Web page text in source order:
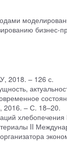
бизнес-
2018. – 126 с.
2016. – С. 18–20.
хлебопечения
II